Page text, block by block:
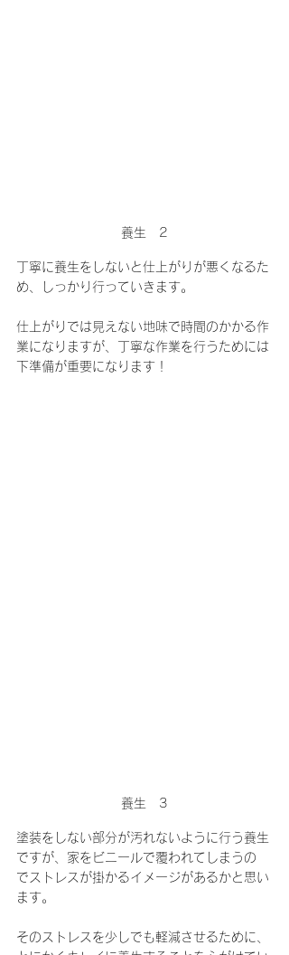
養生　2
丁寧に養生をしないと仕上がりが悪くなるた
め、しっかり行っていきます。
仕上がりでは見えない地味で時間のかかる作
業になりますが、丁寧な作業を行うためには
下準備が重要になります！
養生　3
塗装をしない部分が汚れないように行う養生
ですが、家をビニールで覆われてしまうの
でストレスが掛かるイメージがあるかと思い
ます。
そのストレスを少しでも軽減させるために、